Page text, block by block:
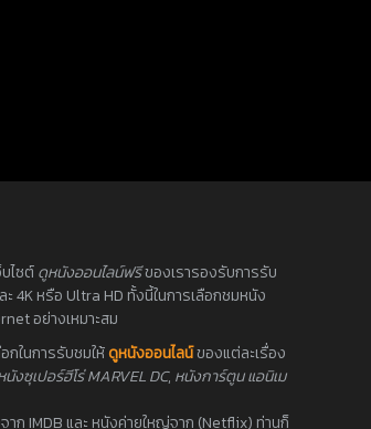
ไซต์ดูหนังออนไลน์ฟรีของเรารองรับการรับ
4K หรือ Ultra HD ทั้งนี้ในการเลือกชมหนัง
อย่างเหมาะสม
กในการรับชมให้ดูหนังออนไลน์ของแต่ละเรื่อง
นังซุเปอร์ฮีโร่ MARVEL DC, หนังการ์ตูน แอนิเม
าก IMDB และ หนังค่ายใหญ่จาก (Netflix) ท่านก็